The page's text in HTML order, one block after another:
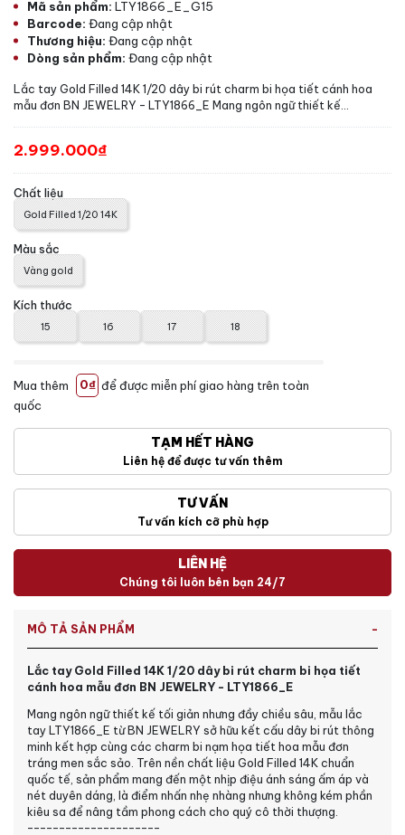
Mã sản phẩm: LTY1866_E_G15
Barcode: Đang cập nhật
Thương hiệu: Đang cập nhật
Dòng sản phẩm: Đang cập nhật
Lắc tay Gold Filled 14K 1/20 dây bi rút charm bi họa tiết cánh hoa
mẫu đơn BN JEWELRY - LTY1866_E Mang ngôn ngữ thiết kế...
2.999.000₫
Chất liệu
Gold Filled 1/20 14K
Màu sắc
Vàng gold
Kích thước
15 16 17 18
Mua thêm 0₫ để được miễn phí giao hàng trên toàn
quốc
TẠM HẾT HÀNG
Liên hệ để được tư vấn thêm
TƯ VẤN
Tư vấn kích cỡ phù hợp
LIÊN HỆ
Chúng tôi luôn bên bạn 24/7
MÔ TẢ SẢN PHẨM
Lắc tay Gold Filled 14K 1/20 dây bi rút charm bi họa tiết
cánh hoa mẫu đơn BN JEWELRY - LTY1866_E
Mang ngôn ngữ thiết kế tối giản nhưng đầy chiều sâu, mẫu lắc
tay LTY1866_E từ BN JEWELRY sở hữu kết cấu dây bi rút thông
minh kết hợp cùng các charm bi nạm họa tiết hoa mẫu đơn
tráng men sắc sảo. Trên nền chất liệu Gold Filled 14K chuẩn
quốc tế, sản phẩm mang đến một nhịp điệu ánh sáng ấm áp và
nét duyên dáng, là điểm nhấn nhẹ nhàng nhưng không kém phần
kiêu sa để nâng tầm phong cách cho quý cô thời thượng.
---------------------